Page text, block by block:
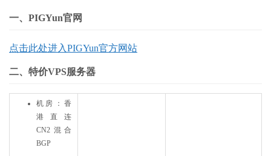
一、PIGYun官网
点击此处进入PIGYun官方网站
二、特价VPS服务器
机房：香
港直连
CN2混合
BGP